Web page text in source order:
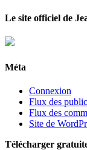
Le site officiel de
Méta
Connexion
Flux des
Flux des
Site de
Télécharger